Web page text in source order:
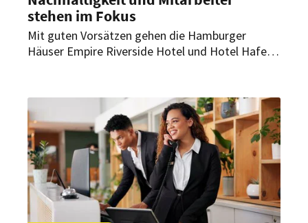
stehen im Fokus
Mit guten Vorsätzen gehen die Hamburger
Häuser Empire Riverside Hotel und Hotel Hafen
Veranstaltung teil, die richtungsweisend für das
kommende Jahr sein soll.